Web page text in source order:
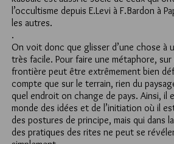
l’occultisme depuis E.Levi à F.Bardon à
les autres.
.
On voit donc que glisser d’une chose à
très facile. Pour faire une métaphore, sur
frontière peut être extrêmement bien
compte que sur le terrain, rien du
quel endroit on change de pays. Ainsi, il
monde des idées et de l’initiation où il
des postures de principe, mais qui dans
des pratiques des rites ne peut se